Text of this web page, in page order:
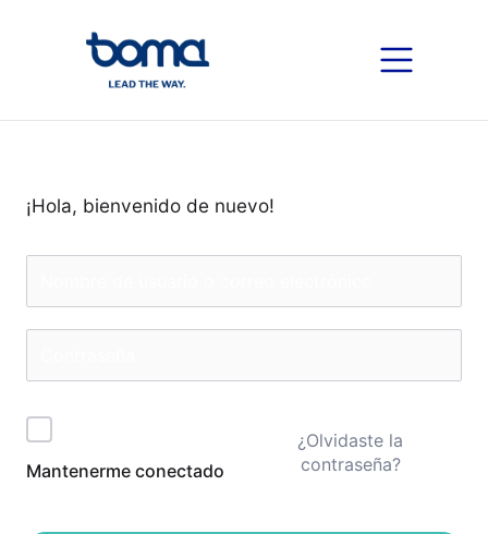
¡Hola, bienvenido de nuevo!
Mantenerme conectado
¿Olvidaste la
contraseña?